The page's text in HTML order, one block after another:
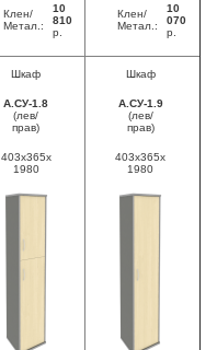
Клен/
Метал.:
10
810
р.
Клен/
Метал.:
10
070
р.
Шкаф
А.СУ-1.8
(лев/
прав)
403x365x
1980
Шкаф
А.СУ-1.9
(лев/
прав)
403x365x
1980